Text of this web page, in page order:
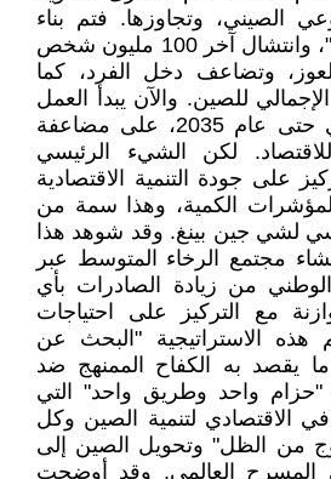
الصيني، وتجاوزها. فتم بناء
"مجتمع متوسط الرخاء"، وانتشال آخر 100 مليون شخص
وتضاعف دخل الفرد، كما
للصين. والآن يبدأ العمل
في المرحلة التالية، أي حتى عام 2035، على مضاعفة
لكن الشيء الرئيسي
على جودة التنمية الاقتصادية
المؤشرات الكمية، وهذا سمة من
لشي جين بينغ. وقد شوهد هذا
مجتمع الرخاء المتوسط عبر
الوطني من زيادة الصادرات بأي
مع التركيز على احتياجات
هذه الاستراتيجية "البحث عن
ما يقصد به الكفاح الممنهج ضد
"حزام واحد وطريق واحد" التي
الاقتصادي لتنمية الصين وكل
من الظل" وتحويل الصين إلى
المسرح العالمي. وقد أوضحت